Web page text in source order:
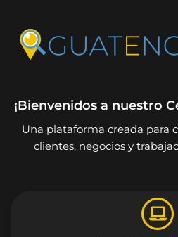
¡Bienvenidos a nuestro
Una plataforma creada para
clientes, negocios y